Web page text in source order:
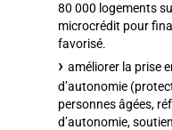
80 000 logements
microcrédit pour
favorisé.
améliorer la prise
d’autonomie
personnes âgées,
d’autonomie,